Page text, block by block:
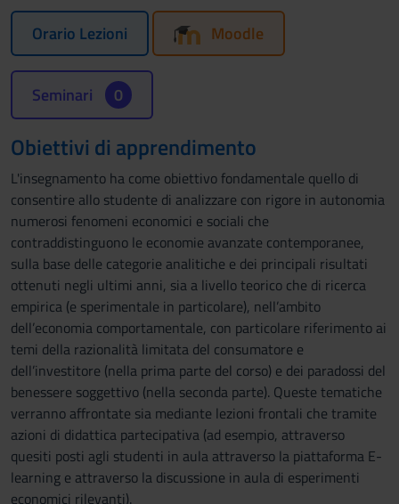
Orario Lezioni Moodle
Seminari 0
Obiettivi di apprendimento
L'insegnamento ha come obiettivo fondamentale quello di
consentire allo studente di analizzare con rigore in autonomia
numerosi fenomeni economici e sociali che
contraddistinguono le economie avanzate contemporanee,
sulla base delle categorie analitiche e dei principali risultati
ottenuti negli ultimi anni, sia a livello teorico che di ricerca
empirica (e sperimentale in particolare), nell’ambito
dell’economia comportamentale, con particolare riferimento ai
temi della razionalità limitata del consumatore e
dell’investitore (nella prima parte del corso) e dei paradossi del
benessere soggettivo (nella seconda parte). Queste tematiche
verranno affrontate sia mediante lezioni frontali che tramite
azioni di didattica partecipativa (ad esempio, attraverso
quesiti posti agli studenti in aula attraverso la piattaforma E-
learning e attraverso la discussione in aula di esperimenti
economici rilevanti).